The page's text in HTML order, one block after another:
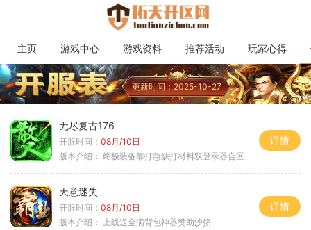
主页 游戏中心 游戏资料 推荐活动 玩家心得
更新时间：2025-10-27
无尽复古176
开服时间： 08月/10日
版本介绍： 终极装备靠打急缺打材料双登录器合区
详情
天意迷失
开服时间： 08月/10日
版本介绍：
上线送全满背包神器赞助沙捐
详情